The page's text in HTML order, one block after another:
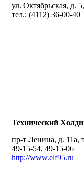
ул. Октябрьская, д. 5,
тел.: (4112) 36-00-40
Технический
пр-т Ленина, д. 11а,
49-15-54, 49-15-06
http://www.elf95.ru